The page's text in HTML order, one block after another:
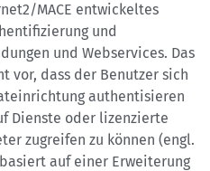
MACE entwickeltes
und
und Webservices. Das
vor, dass der Benutzer sich
authentisieren
Dienste oder lizenzierte
zugreifen zu können (engl.
auf einer Erweiterung